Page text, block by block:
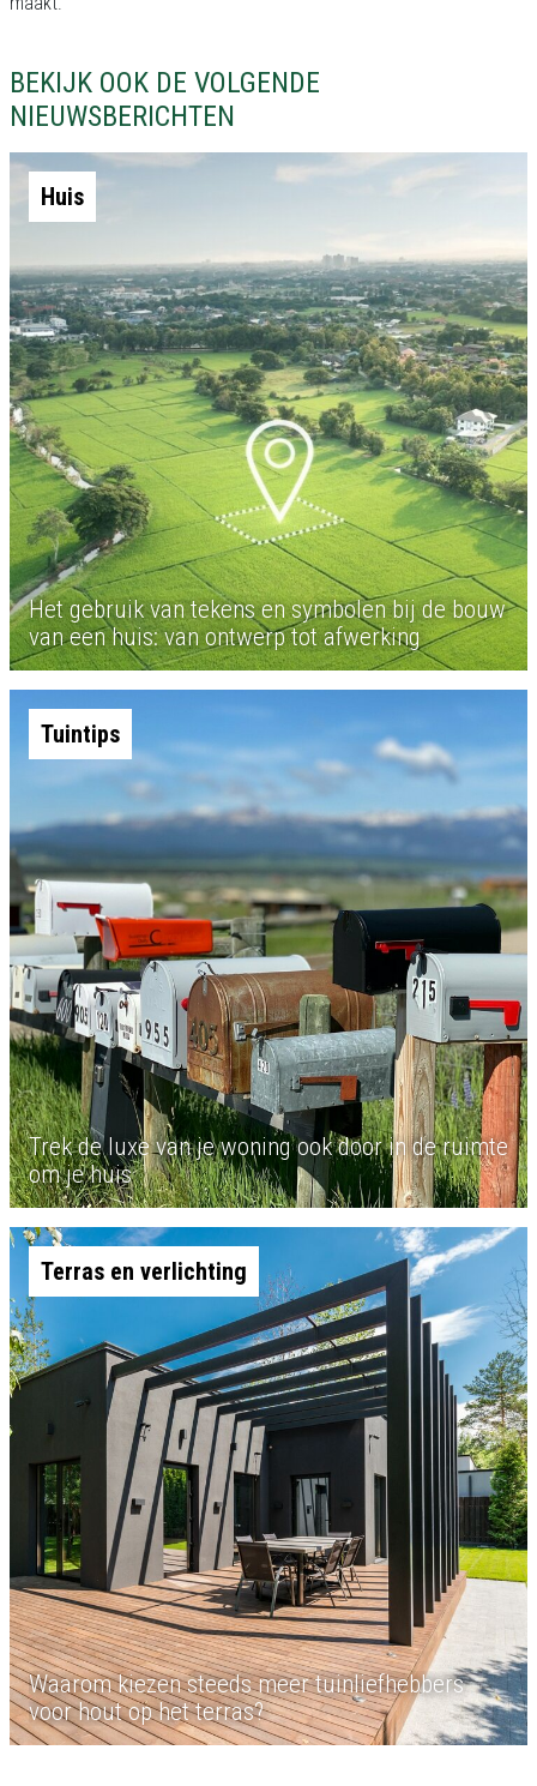
BEKIJK OOK DE VOLGENDE
NIEUWSBERICHTEN
Huis
Het gebruik van tekens en symbolen bij de bouw
van een huis: van ontwerp tot afwerking
Tuintips
Trek de luxe van je woning ook door in de ruimte
om je huis
Terras en verlichting
Waarom kiezen steeds meer tuinliefhebbers
voor hout op het terras?